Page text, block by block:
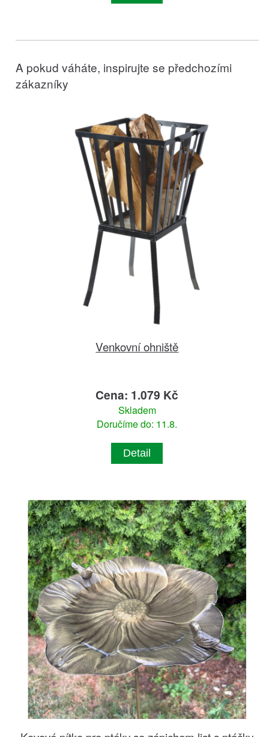
A pokud váháte, inspirujte se předchozími
zákazníky
Venkovní ohniště
Cena: 1.079 Kč
Skladem
Doručíme do: 11.8.
Detail